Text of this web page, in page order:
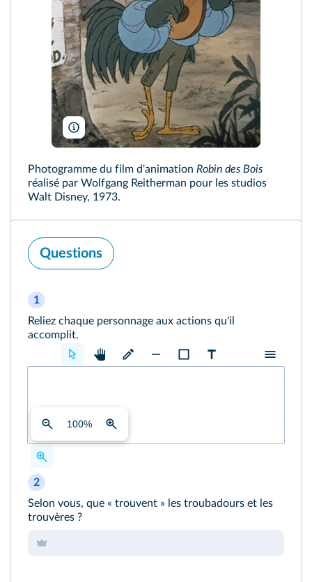
© Walt Disney/Collection Christophel
Photogramme du film d'animation Robin des Bois
réalisé par Wolfgang Reitherman pour les studios
Walt Disney, 1973.
Questions
1
Reliez chaque personnage aux actions qu'il
accomplit.
100%
2
Selon vous, que « trouvent » les troubadours et les
trouvères ?